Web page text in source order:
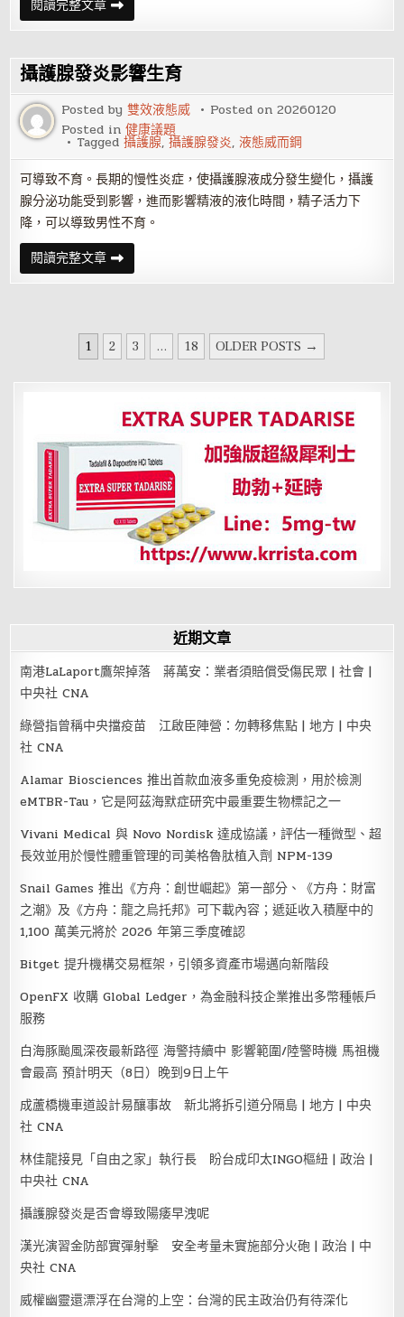
石
探
果
驚
艷
登
場
閱讀完整文章引
領
「超
晰」
時
代：
高
德
智
感
ApexVision
技
術
解
碼
攝護腺發炎影響生育
Posted by雙效液態威 Posted on20260120
Posted in健康議題
Tagged攝護腺,攝護腺發炎,液態威而鋼
可導致不育。長期的慢性炎症，使攝護腺液成分發生變化，攝護
腺分泌功能受到影響，進而影響精液的液化時間，精子活力下
降，可以導致男性不育。
閱讀完整文章攝
護
腺
響
生
育
1 2 3 ... 18 OLDER POSTS →
近期文章
南港LaLaport鷹架掉落 蔣萬安：業者須賠償受傷民眾 | 社會 |
中央社 CNA
綠營指曾稱中央擋疫苗 江啟臣陣營：勿轉移焦點 | 地方 | 中央
社 CNA
Alamar Biosciences 推出首款血液多重免疫檢測，用於檢測
eMTBR-Tau，它是阿茲海默症研究中最重要生物標記之一
Vivani Medical 與 Novo Nordisk 達成協議，評估一種微型、超
長效並用於慢性體重管理的司美格魯肽植入劑 NPM-139
Snail Games 推出《方舟：創世崛起》第一部分、《方舟：財富
之潮》及《方舟：龍之烏托邦》可下載內容；遞延收入積壓中的
1,100 萬美元將於 2026 年第三季度確認
Bitget 提升機構交易框架，引領多資產市場邁向新階段
OpenFX 收購 Global Ledger，為金融科技企業推出多幣種帳戶
服務
白海豚颱風深夜最新路徑 海警持續中 影響範圍/陸警時機 馬祖機
會最高 預計明天（8日）晚到9日上午
成蘆橋機車道設計易釀事故 新北將拆引道分隔島 | 地方 | 中央
社 CNA
林佳龍接見「自由之家」執行長 盼台成印太INGO樞紐 | 政治 |
中央社 CNA
攝護腺發炎是否會導致陽痿早洩呢
漢光演習金防部實彈射擊 安全考量未實施部分火砲 | 政治 | 中
央社 CNA
威權幽靈還漂浮在台灣的上空：台灣的民主政治仍有待深化